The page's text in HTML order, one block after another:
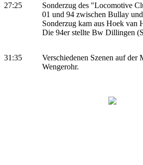
27:25
Sonderzug des "Locomotive
01 und 94 zwischen Bullay
Sonderzug kam aus Hoek van
Die 94er stellte Bw Dillingen
31:35
Verschiedenen Szenen auf der
Wengerohr.